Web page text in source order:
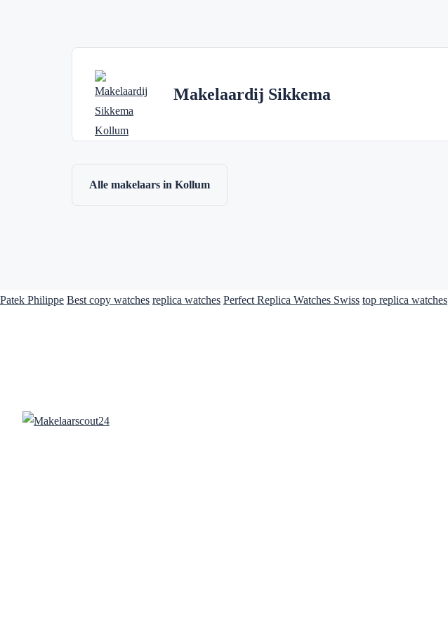
Makelaardij Sikkema
Alle makelaars in Kollum
Patek Philippe Best copy watches replica watches Perfect Replica Watches Swiss top replica watches